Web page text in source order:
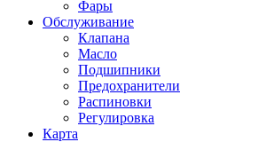
Фары
Обслуживание
Клапана
Масло
Подшипники
Предохранители
Распиновки
Регулировка
Карта